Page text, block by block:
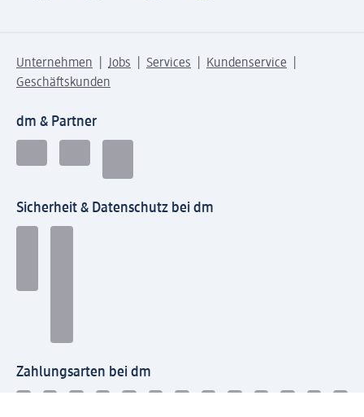
Unternehmen Jobs Services
Kundenservice
Geschäftskunden
dm & Partner
Sicherheit & Datenschutz bei dm
Zahlungsarten bei dm